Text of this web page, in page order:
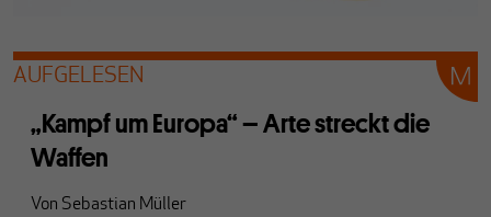
AUFGELESEN
„Kampf um Europa“ – Arte streckt die
Waffen
Von Sebastian Müller